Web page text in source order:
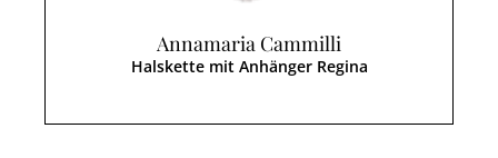
Annamaria Cammilli
Halskette mit Anhänger Regina